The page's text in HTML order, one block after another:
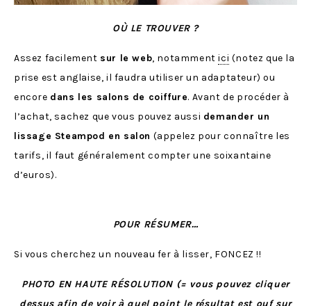
OÙ LE TROUVER ?
Assez facilement sur le web, notammentici (notez que la
prise est anglaise, il faudra utiliser un adaptateur) ou
encore dans les salons de coiffure. Avant de procéder à
l’achat, sachez que vous pouvez aussi demander un
lissage Steampod en salon (appelez pour connaître les
tarifs, il faut généralement compter une soixantaine
d’euros).
POUR RÉSUMER…
Si vous cherchez un nouveau fer à lisser, FONCEZ !!
PHOTO EN HAUTE RÉSOLUTION (= vous pouvez cliquer
dessus afin de voir à quel point le résultat est ouf sur